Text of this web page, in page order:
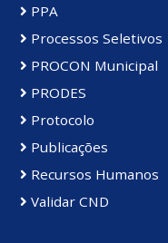
PPA
Processos Seletivos
PROCON Municipal
PRODES
Protocolo
Publicações
Recursos Humanos
Validar CND